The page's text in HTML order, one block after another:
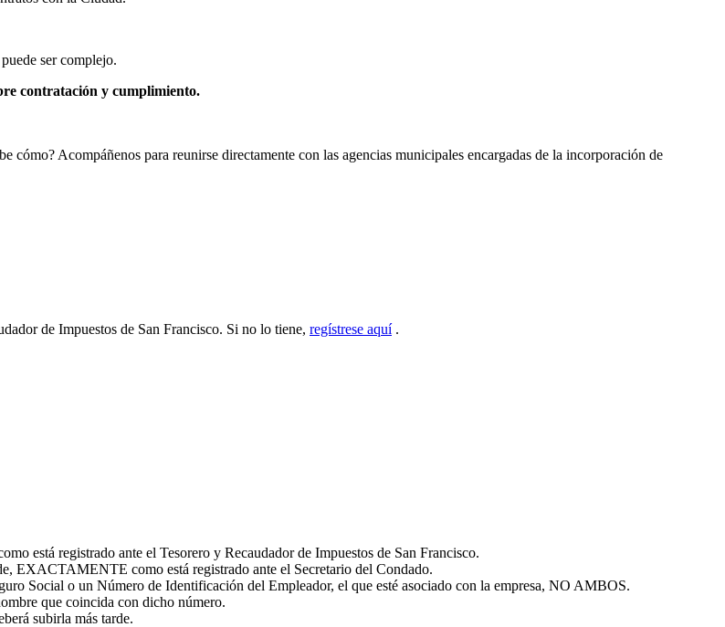
ser complejo.
contratación y cumplimiento.
cómo? Acompáñenos para reunirse directamente con las agencias municipales encargadas de la incorporación de
de Impuestos de San Francisco. Si no lo tiene, regístrese aquí.
está registrado ante el Tesorero y Recaudador de Impuestos de San Francisco.
EXACTAMENTE como está registrado ante el Secretario del Condado.
Social o un Número de Identificación del Empleador, el que esté asociado con la empresa, NO AMBOS.
que coincida con dicho número.
subirla más tarde.